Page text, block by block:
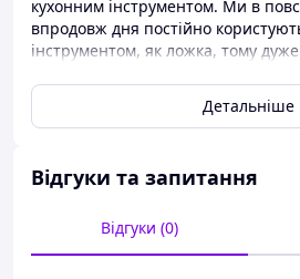
кухонним інструментом. Ми в
впродовж дня постійно
інструментом, як ложка, тому
Ложка столова А-Плюс виготовлена
харчовим допуском. Це означає,
використанню такої ложки стане
для вас. До того ж хотілося б
сучасний дизайн такої ложки,
напиленням.
Детальніше
Відгуки та запитання
Відгуки (0)